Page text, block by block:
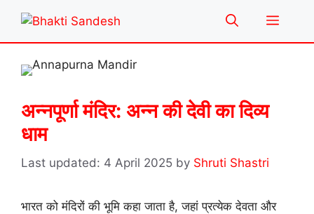
content
Menu
अन्नपूर्णा मंदिर: अन्न की देवी का दिव्य
धाम
4 April 2025 by Shruti Shastri
भारत को मंदिरों की भूमि कहा जाता है, जहां प्रत्येक देवता और